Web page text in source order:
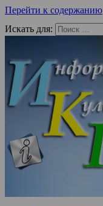
Перейти к содержанию
Искать для: